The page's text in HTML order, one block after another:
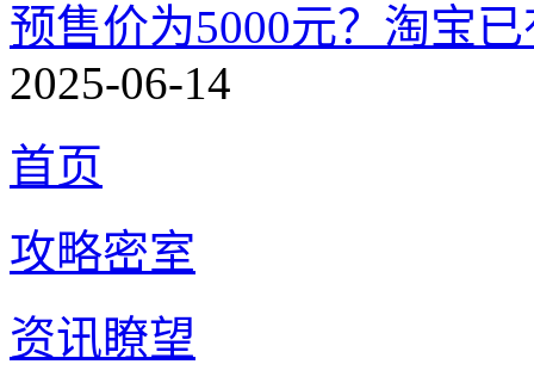
预售价为5000元？淘宝
2025-06-14
首页
攻略密室
资讯瞭望